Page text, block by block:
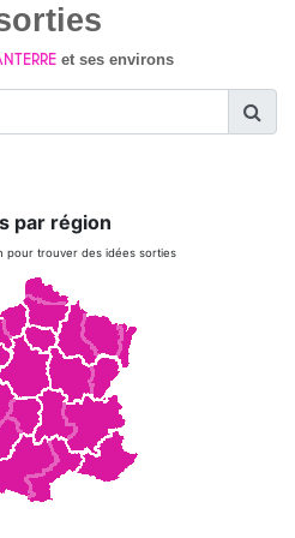
et ses environs
par région
pour trouver des idées sorties